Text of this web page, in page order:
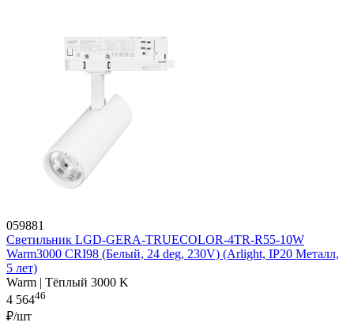
059881
Светильник LGD-GERA-TRUECOLOR-4TR-R55-10W
Warm3000 CRI98 (Белый, 24 deg, 230V) (Arlight, IP20 Металл,
5 лет)
Warm | Тёплый 3000 K
4 56446
₽/шт